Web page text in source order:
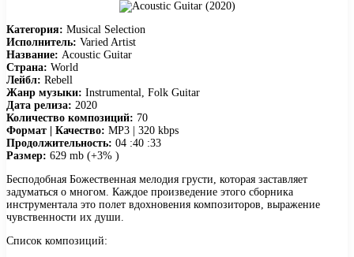
Категория: Musical Selection
Исполнитель: Varied Artist
Название: Acoustic Guitar
Страна: World
Лейбл: Rebell
Жанр музыки: Instrumental, Folk Guitar
Дата релиза: 2020
Количество композиций: 70
Формат | Качество: MP3 | 320 kbps
Продолжительность: 04 :40 :33
Размер: 629 mb (+3% )
Бесподобная Божественная мелодия грусти, которая заставляет
задуматься о многом. Каждое произведение этого сборника
инструментала это полет вдохновения композиторов, выражение
чувственности их души.
Список композиций: